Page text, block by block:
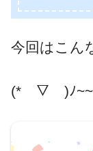
今回はこん
(*￣▽￣)ﾉ~~